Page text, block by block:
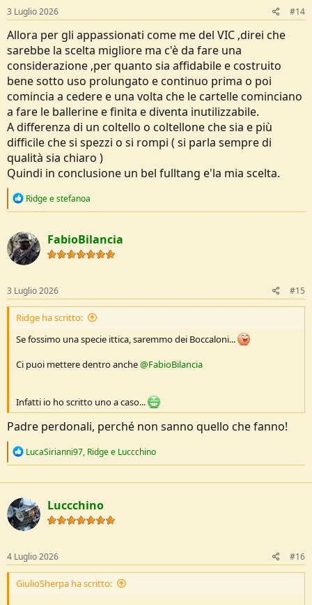
s
:
3 Luglio 2026 #14
Allora per gli appassionati come me del VIC ,direi che
sarebbe la scelta migliore ma c'è da fare una
considerazione ,per quanto sia affidabile e costruito
bene sotto uso prolungato e continuo prima o poi
comincia a cedere e una volta che le cartelle cominciano
a fare le ballerine e finita e diventa inutilizzabile.
A differenza di un coltello o coltellone che sia e più
difficile che si spezzi o si rompi ( si parla sempre di
qualità sia chiaro )
Quindi in conclusione un bel fulltang e'la mia scelta.
R
c
t
i
o
s
:
Ridgeestefanoa
FabioBilancia
3 Luglio 2026 #15
Ridge ha scritto:
Se fossimo una specie ittica, saremmo dei Boccaloni...
Ci puoi mettere dentro anche@FabioBilancia
Infatti io ho scritto uno a caso...
Padre perdonali, perché non sanno quello che fanno!
R
c
i
o
n
LucaSirianni97, Ridgee Luccchino
Luccchino
4 Luglio 2026 #16
GiulioSherpa ha scritto: